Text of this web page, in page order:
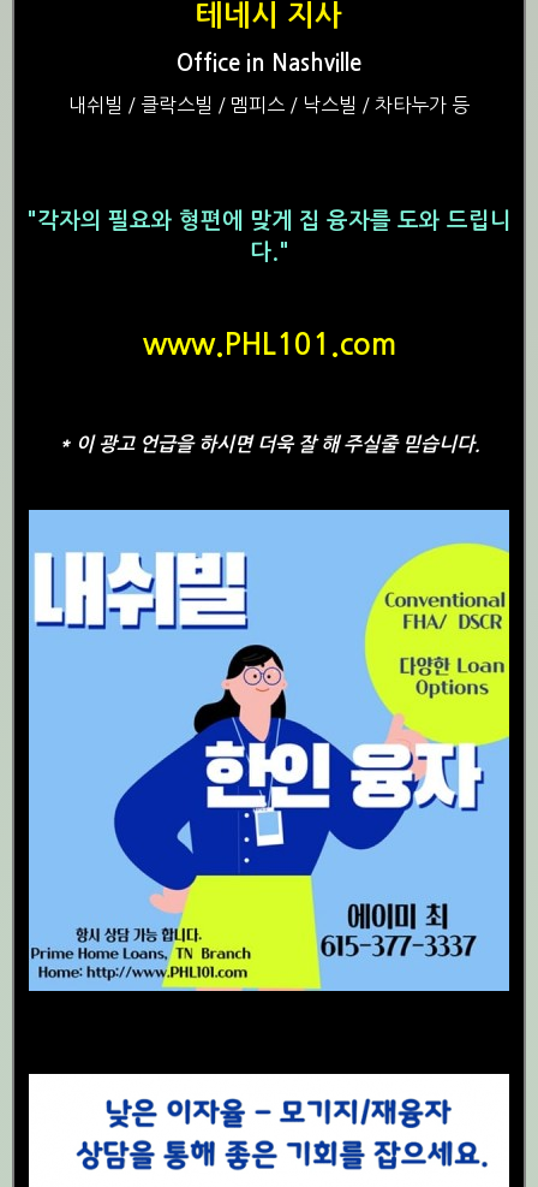
테네시 지사
Office in Nashville
내쉬빌 / 클락스빌 / 멤피스 / 낙스빌 / 차타누가 등
"각자의 필요와 형편에 맞게 집 융자를 도와 드립니
다."
www.PHL101.com
* 이 광고 언급을 하시면 더욱 잘 해 주실줄 믿습니다.